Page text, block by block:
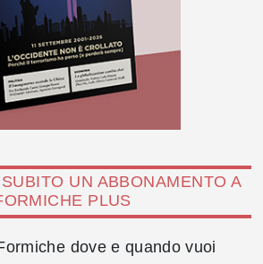
UN ABBONAMENTO A
PLUS
dove e quando vuoi